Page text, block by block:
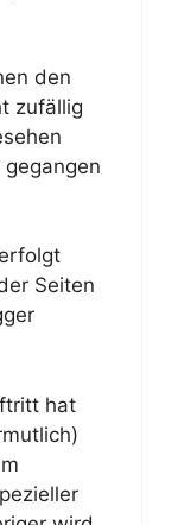
den
zufällig
Seiten
hat